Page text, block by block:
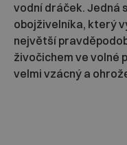
vodní dráček. Jedná
obojživelníka, který
největší
živočichem ve volné
velmi vzácný a